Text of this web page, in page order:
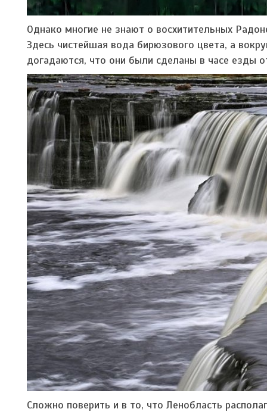
Однако многие не знают о восхитительных
Здесь чистейшая вода бирюзового цвета, а
догадаются, что они были сделаны в часе езды
Сложно поверить и в то, что Ленобласть